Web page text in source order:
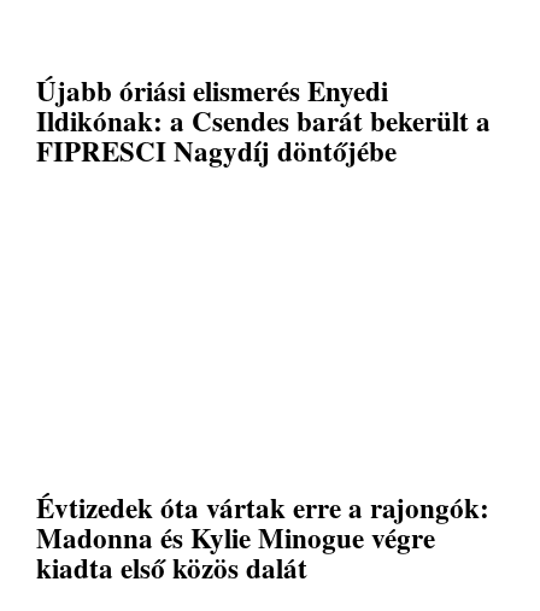
Újabb óriási elismerés Enyedi
Ildikónak: a Csendes barát bekerült a
FIPRESCI Nagydíj döntőjébe
Évtizedek óta vártak erre a rajongók:
Madonna és Kylie Minogue végre
kiadta első közös dalát